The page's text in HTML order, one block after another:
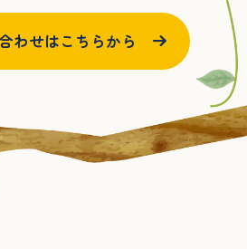
わせはこちらから